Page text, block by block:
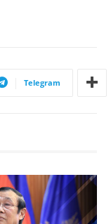
Telegram